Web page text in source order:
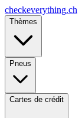
checkeverything.ch
Thèmes
Pneus
Cartes de crédit